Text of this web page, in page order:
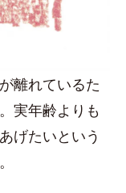
離れているた
実年齢よりも
げたいという